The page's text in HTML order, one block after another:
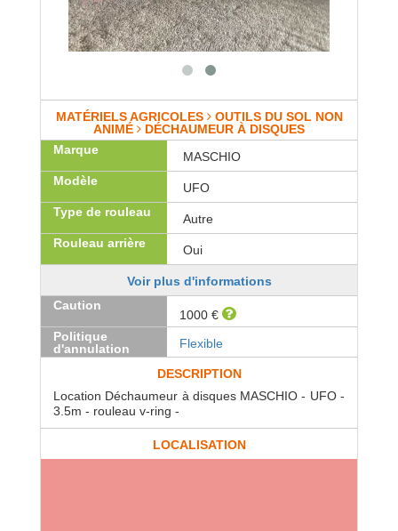
MATÉRIELS AGRICOLES OUTILS DU SOL NON
ANIMÉ
DÉCHAUMEUR À DISQUES
Marque
MASCHIO
Modèle
UFO
Type de rouleau
Autre
Rouleau arrière
Oui
Voir plus d'informations
Caution
1000 €
Politique
d'annulation
Flexible
DESCRIPTION
Location Déchaumeur à disques MASCHIO - UFO -
3.5m - rouleau v-ring -
LOCALISATION